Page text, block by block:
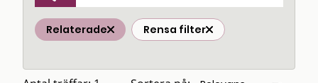
Relaterade Rensa filter